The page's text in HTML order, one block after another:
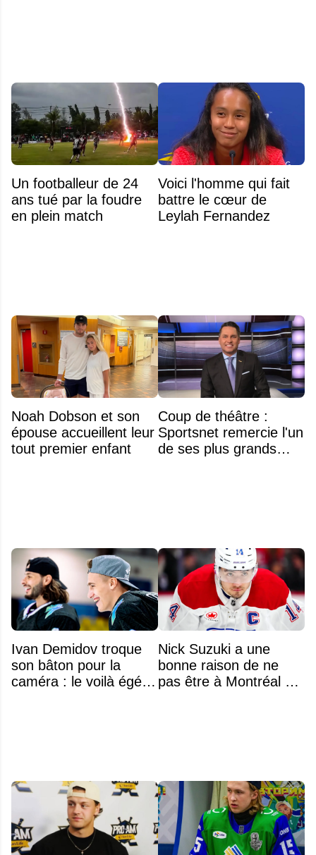
Un footballeur de 24
ans tué par la foudre
en plein match
Voici l'homme qui fait
battre le cœur de
Leylah Fernandez
Noah Dobson et son
épouse accueillent leur
tout premier enfant
Coup de théâtre :
Sportsnet remercie l'un
de ses plus grands
Ivan Demidov troque
son bâton pour la
caméra : le voilà égérie
Nick Suzuki a une
bonne raison de ne
pas être à Montréal cet